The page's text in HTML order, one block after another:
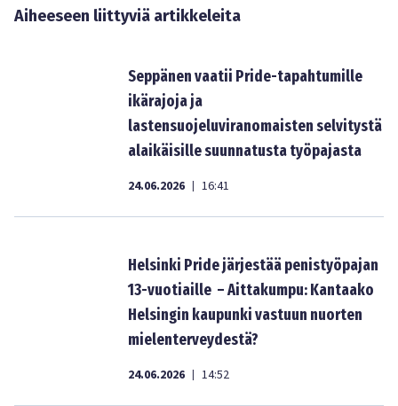
Aiheeseen liittyviä artikkeleita
Seppänen vaatii Pride-tapahtumille
ikärajoja ja
lastensuojeluviranomaisten selvitystä
alaikäisille suunnatusta työpajasta
24.06.2026 | 16:41
Helsinki Pride järjestää penistyöpajan
13-vuotiaille – Aittakumpu: Kantaako
Helsingin kaupunki vastuun nuorten
mielenterveydestä?
24.06.2026 | 14:52